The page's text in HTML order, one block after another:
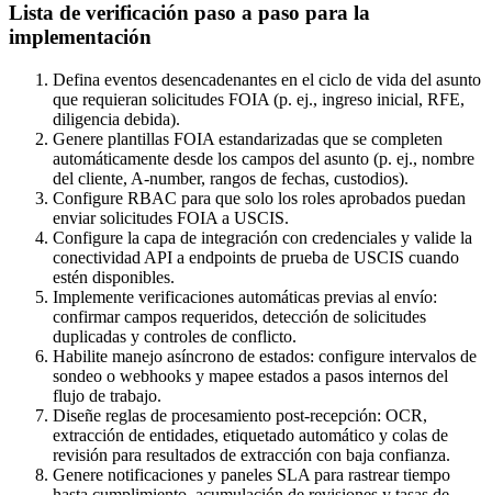
Lista de verificación paso a paso para la
implementación
Defina eventos desencadenantes en el ciclo de vida del asunto
que requieran solicitudes FOIA (p. ej., ingreso inicial, RFE,
diligencia debida).
Genere plantillas FOIA estandarizadas que se completen
automáticamente desde los campos del asunto (p. ej., nombre
del cliente, A-number, rangos de fechas, custodios).
Configure RBAC para que solo los roles aprobados puedan
enviar solicitudes FOIA a USCIS.
Configure la capa de integración con credenciales y valide la
conectividad API a endpoints de prueba de USCIS cuando
estén disponibles.
Implemente verificaciones automáticas previas al envío:
confirmar campos requeridos, detección de solicitudes
duplicadas y controles de conflicto.
Habilite manejo asíncrono de estados: configure intervalos de
sondeo o webhooks y mapee estados a pasos internos del
flujo de trabajo.
Diseñe reglas de procesamiento post-recepción: OCR,
extracción de entidades, etiquetado automático y colas de
revisión para resultados de extracción con baja confianza.
Genere notificaciones y paneles SLA para rastrear tiempo